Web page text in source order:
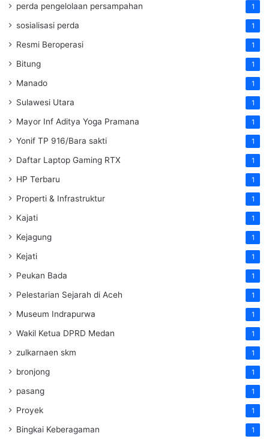
perda pengelolaan persampahan 1
sosialisasi perda 1
Resmi Beroperasi 1
Bitung 1
Manado 1
Sulawesi Utara 1
Mayor Inf Aditya Yoga Pramana 1
Yonif TP 916/Bara sakti 1
Daftar Laptop Gaming RTX 1
HP Terbaru 1
Properti & Infrastruktur 1
Kajati 1
Kejagung 1
Kejati 1
Peukan Bada 1
Pelestarian Sejarah di Aceh 1
Museum Indrapurwa 1
Wakil Ketua DPRD Medan 1
zulkarnaen skm 1
bronjong 1
pasang 1
Proyek 1
Bingkai Keberagaman 1